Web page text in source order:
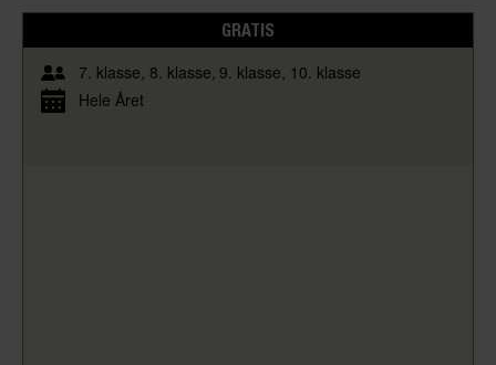
GRATIS
7. klasse 8. klasse 9. klasse 10. klasse
Hele Året